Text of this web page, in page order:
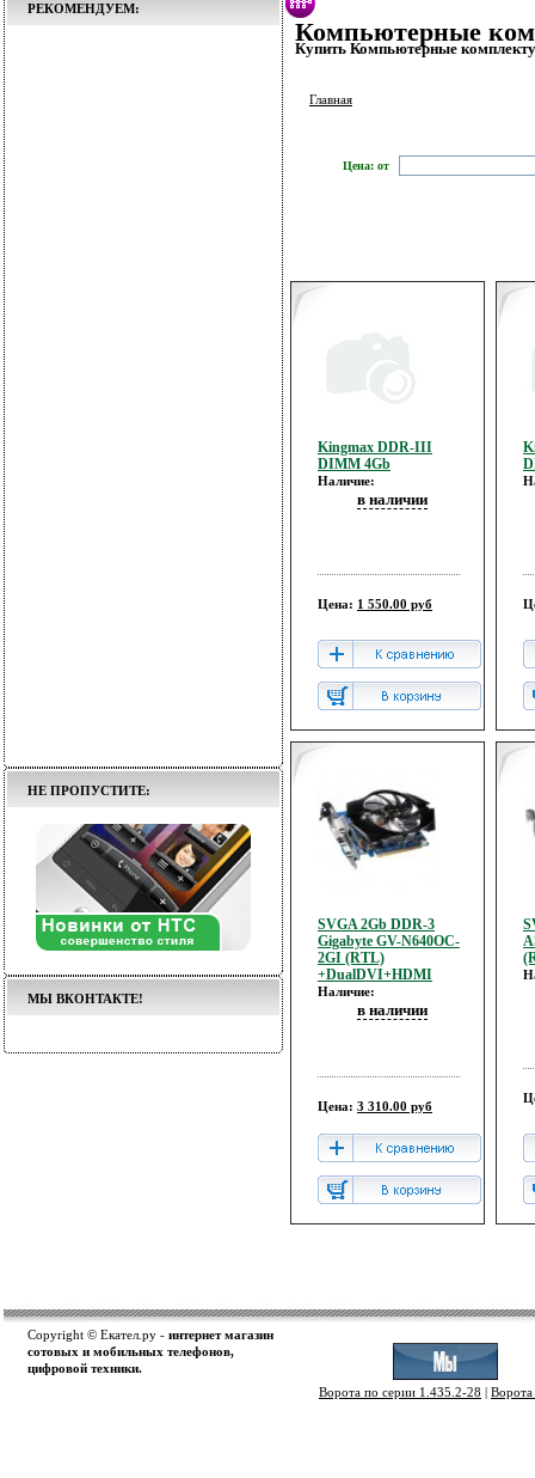
РЕКОМЕНДУЕМ:
НЕ ПРОПУСТИТЕ:
МЫ ВКОНТАКТЕ!
Компьютерные
Купить Компьютерные
Главная
Цена: от
Kingmax DDR-III
DIMM 4Gb
Наличие:
в наличии
Цена: 1 550.00 руб
SVGA 2Gb DDR-3
Gigabyte GV-N640OC-
2GI (RTL)
+DualDVI+HDMI
Наличие:
в наличии
Цена: 3 310.00 руб
Copyright © Екател.ру - интернет магазин
сотовых и мобильных телефонов,
цифровой техники.
Ворота по серии 1.435.2-28 |